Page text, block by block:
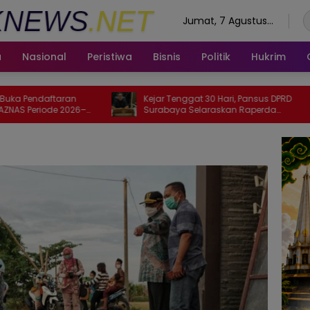
Jumat, 7 Agustus
Nasional Peristiwa Bisnis Politik Hukrim
Kejar Tenggat 30 Hari, Pansus DPRD
Surabaya Selaraskan Raperda
Kampung Cerdas dan Kampung
KTA